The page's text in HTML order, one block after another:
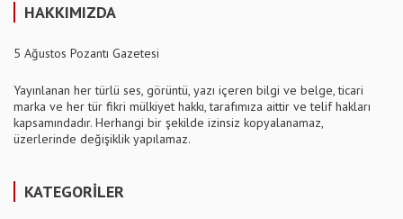
HAKKIMIZDA
5 Ağustos Pozantı Gazetesi
Yayınlanan her türlü ses, görüntü, yazı içeren bilgi ve belge, ticari
marka ve her tür fikri mülkiyet hakkı, tarafımıza aittir ve telif hakları
kapsamındadır. Herhangi bir şekilde izinsiz kopyalanamaz,
üzerlerinde değişiklik yapılamaz.
KATEGORİLER